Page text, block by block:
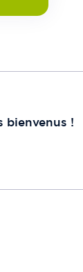
bienvenus !